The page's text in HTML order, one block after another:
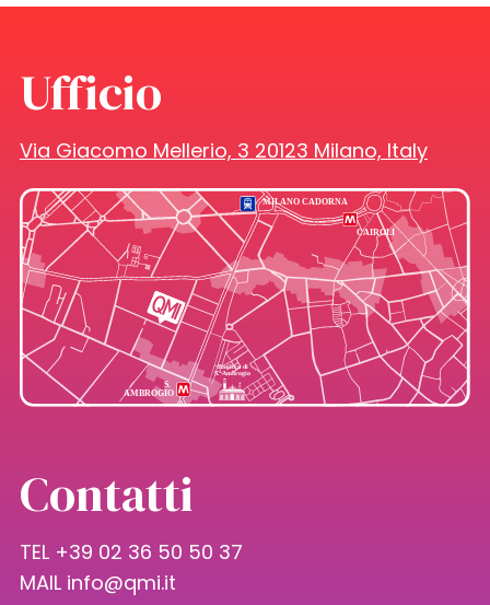
Ufficio
Via Giacomo Mellerio, 3 20123 Milano, Italy
Contatti
TEL +39 02 36 50 50 37
MAIL info@qmi.it